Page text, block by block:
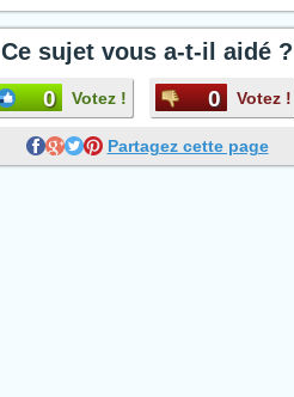
Ce sujet vous a-t-il aidé ?
0 Votez ! 0 Votez !
Partagez cette page